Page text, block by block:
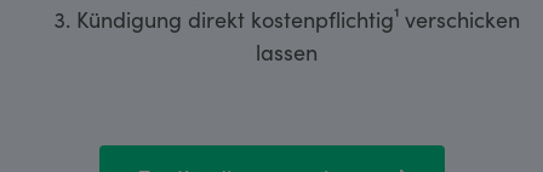
Kündigung direkt kostenpflichtig¹ verschicken
lassen